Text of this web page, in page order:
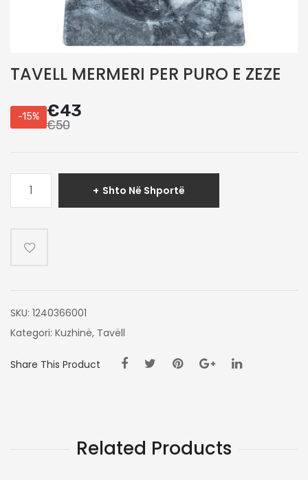
TAVELL MERMERI PER PURO E ZEZE
-15% €43
€50
TAVELL
PURO
Shto Në Shportë
SKU: 1240366001
Kategori: Kuzhinë, Tavëll
Share This Product
Related Products